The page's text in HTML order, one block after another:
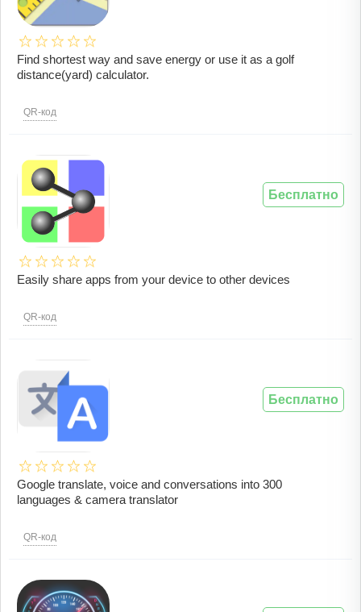
Find shortest way and save energy or use it as a golf
distance(yard) calculator.
QR-код
Easily share apps from your device to other devices
QR-код
Бесплатно
Google translate, voice and conversations into 300
languages & camera translator
QR-код
Бесплатно